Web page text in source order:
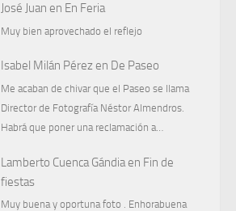
José Juan en En Feria
Muy bien aprovechado el reflejo
Isabel Milán Pérezen De Paseo
Me acaban de chivar que el Paseo se llama
Director de Fotografía Néstor Almendros.
Habrá que poner una reclamación a…
Lamberto Cuenca Gándiaen Fin de
fiestas
Muy buena y oportuna foto . Enhorabuena